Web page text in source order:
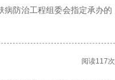
病防治工程组委会指定承办的
阅读117次